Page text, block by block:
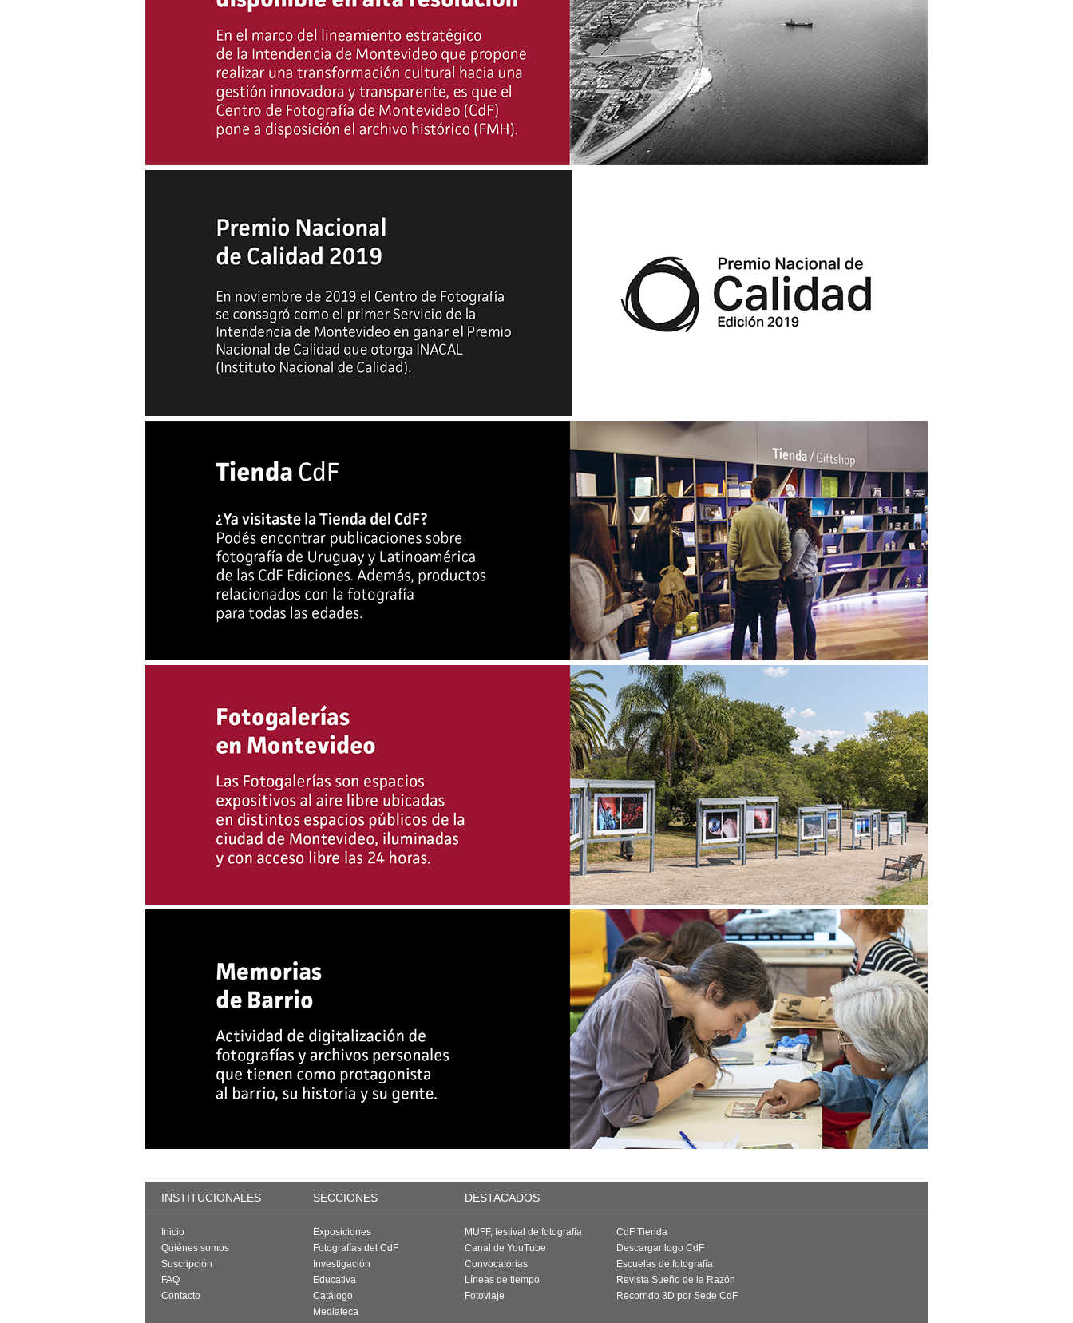
INSTITUCIONALES SECCIONES DESTACADOS
Inicio
Quiénes somos
Suscripción
FAQ
Contacto
Exposiciones
Fotografías del CdF
Investigación
Educativa
Catálogo
Mediateca
MUFF, festival de fotografía
Canal de YouTube
Convocatorias
Líneas de tiempo
Fotoviaje
CdF Tienda
Descargar logo CdF
Escuelas de fotografía
Revista Sueño de la Razón
Recorrido 3D por Sede CdF